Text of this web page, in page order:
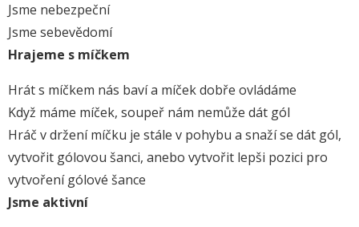
Jsme nebezpeční
Jsme sebevědomí
Hrajeme s míčkem
Hrát s míčkem nás baví a míček dobře ovládáme
Když máme míček, soupeř nám nemůže dát gól
Hráč v držení míčku je stále v pohybu a snaží se dát gól,
vytvořit gólovou šanci, anebo vytvořit lepši pozici pro
vytvoření gólové šance
Jsme aktivní